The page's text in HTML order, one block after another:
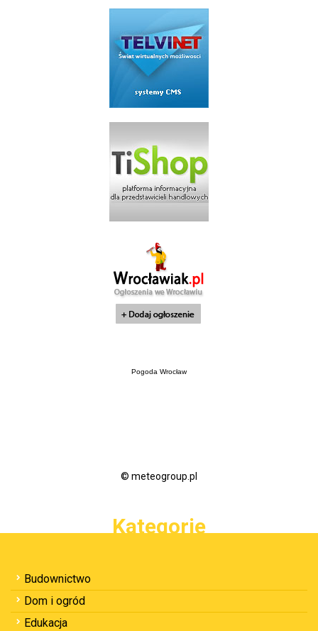
Pogoda Wrocław
© meteogroup.pl
Kategorie
Budownictwo
Dom i ogród
Edukacja